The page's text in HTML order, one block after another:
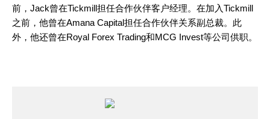
前，Jack曾在Tickmill担任合作伙伴客户经理。在加入Tickmill
之前，他曾在Amana Capital担任合作伙伴关系副总裁。此
外，他还曾在Royal Forex Trading和MCG Invest等公司供职。